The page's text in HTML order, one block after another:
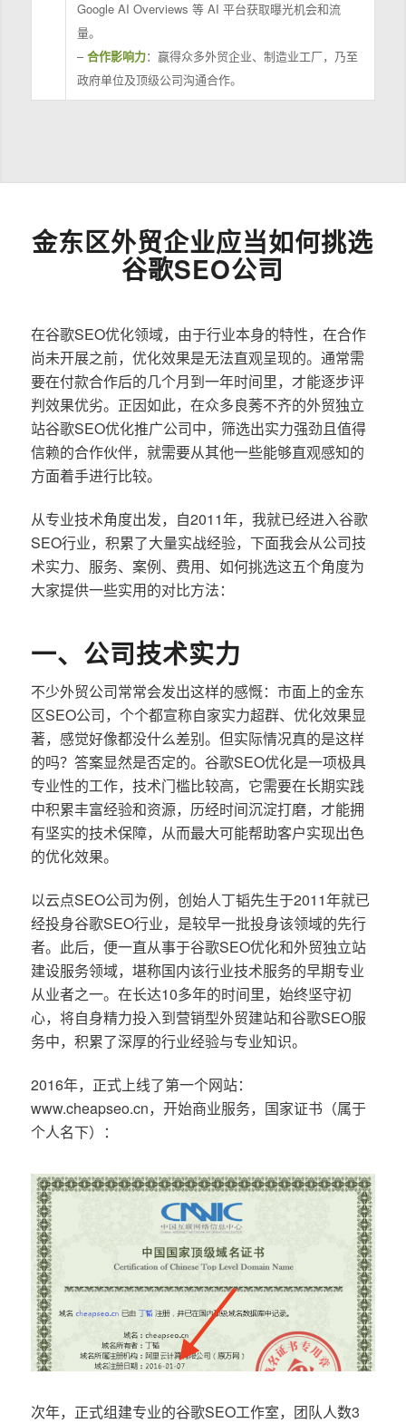
Google AI Overviews 等 AI 平台获取曝光机会和流
量。
–合作影响力：赢得众多外贸企业、制造业工厂，乃至
政府单位及顶级公司沟通合作。
金东区外贸企业应当如何挑选
谷歌SEO公司
在谷歌SEO优化领域，由于行业本身的特性，在合作
尚未开展之前，优化效果是无法直观呈现的。通常需
要在付款合作后的几个月到一年时间里，才能逐步评
判效果优劣。正因如此，在众多良莠不齐的外贸独立
站谷歌SEO优化推广公司中，筛选出实力强劲且值得
信赖的合作伙伴，就需要从其他一些能够直观感知的
方面着手进行比较。
从专业技术角度出发，自2011年，我就已经进入谷歌
SEO行业，积累了大量实战经验，下面我会从公司技
术实力、服务、案例、费用、如何挑选这五个角度为
大家提供一些实用的对比方法：
一、公司技术实力
不少外贸公司常常会发出这样的感慨：市面上的金东
区SEO公司，个个都宣称自家实力超群、优化效果显
著，感觉好像都没什么差别。但实际情况真的是这样
的吗？答案显然是否定的。谷歌SEO优化是一项极具
专业性的工作，技术门槛比较高，它需要在长期实践
中积累丰富经验和资源，历经时间沉淀打磨，才能拥
有坚实的技术保障，从而最大可能帮助客户实现出色
的优化效果。
以云点SEO公司为例，创始人丁韬先生于2011年就已
经投身谷歌SEO行业，是较早一批投身该领域的先行
者。此后，便一直从事于谷歌SEO优化和外贸独立站
建设服务领域，堪称国内该行业技术服务的早期专业
从业者之一。在长达10多年的时间里，始终坚守初
心，将自身精力投入到营销型外贸建站和谷歌SEO服
务中，积累了深厚的行业经验与专业知识。
2016年，正式上线了第一个网站：
www.cheapseo.cn，开始商业服务，国家证书（属于
个人名下）：
次年，正式组建专业的谷歌SEO工作室，团队人数3